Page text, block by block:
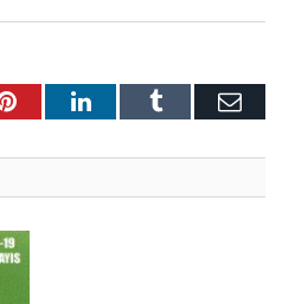
PinterestLinkedInTumblr E-